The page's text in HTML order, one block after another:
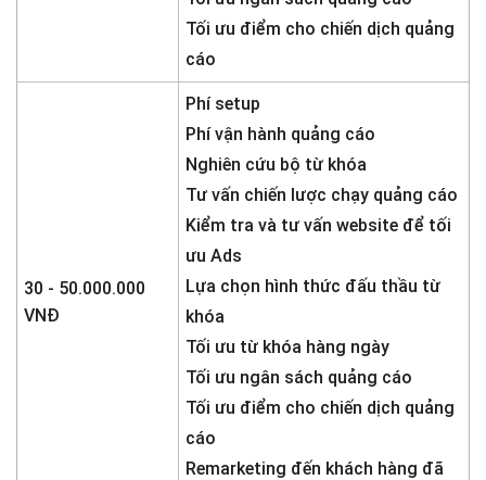
Tối ưu điểm cho chiến dịch quảng
cáo
30 - 50.000.000
VNĐ
Phí setup
Phí vận hành quảng cáo
Nghiên cứu bộ từ khóa
Tư vấn chiến lược chạy quảng cáo
Kiểm tra và tư vấn website để tối
ưu Ads
Lựa chọn hình thức đấu thầu từ
khóa
Tối ưu từ khóa hàng ngày
Tối ưu ngân sách quảng cáo
Tối ưu điểm cho chiến dịch quảng
cáo
Remarketing đến khách hàng đã